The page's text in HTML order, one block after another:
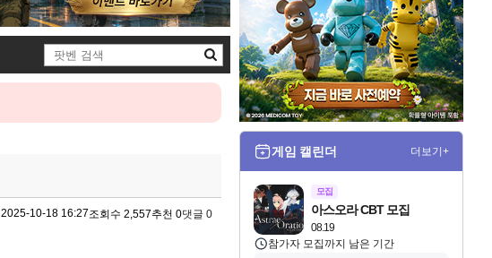
검
색
2025-10-18 16:27조회수 2,557추천 0댓글 0
게임 캘린더 더보기+
모집
08.19
아스오라 CBT 모집
참가자 모집까지 남은 기간